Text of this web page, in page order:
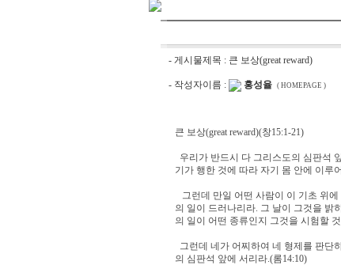
- 게시물제목 : 큰 보상(great reward)
- 작성자이름 : 홍성율 ( HOMEPAGE )
큰 보상(great reward)(창15:1-21)
2017.
우리가 반드시 다 그리스도의 심판석
기가 행한 것에 따라 자기 몸 안에 이루
그런데 만일 어떤 사람이 이 기초 위
의 일이 드러나리라. 그 날이 그것을 밝
의 일이 어떤 종류인지 그것을 시험할
그런데 네가 어찌하여 네 형제를 판단
의 심판석 앞에 서리라.(롬14:10)